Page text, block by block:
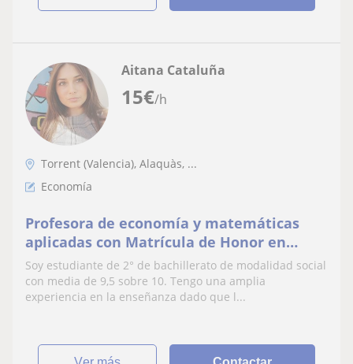
15€/h
Aitana Cataluña
Torrent (Valencia), Alaquàs, ...
Economía
Profesora de economía y matemáticas
aplicadas con Matrícula de Honor en
ambas materias durante 3 años
consecutivos
Soy estudiante de 2° de bachillerato de modalidad social
con media de 9,5 sobre 10. Tengo una amplia
experiencia en la enseñanza dado que l...